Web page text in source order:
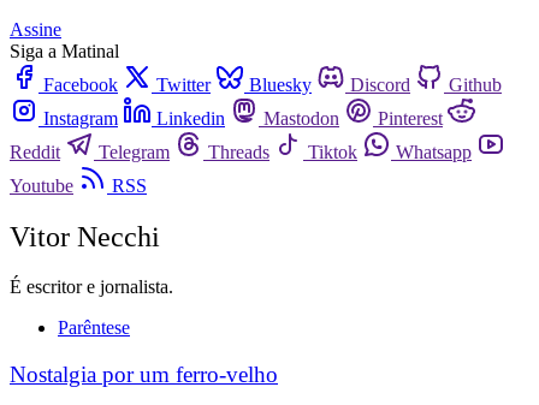
Assine
Siga a Matinal
Facebook
Twitter Bluesky Discord
Github
Instagram
Linkedin Mastodon
Pinterest
Reddit
Telegram Threads Tiktok
Whatsapp
Youtube
RSS
Vitor Necchi
É escritor e jornalista.
Parêntese
Nostalgia por um ferro-velho